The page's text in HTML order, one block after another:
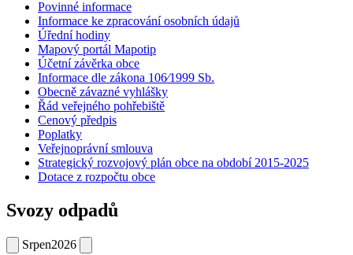
Povinné informace
Informace ke zpracování osobních údajů
Úřední hodiny
Mapový portál Mapotip
Účetní závěrka obce
Informace dle zákona 106⁄1999 Sb.
Obecně závazné vyhlášky
Řád veřejného pohřebiště
Cenový předpis
Poplatky
Veřejnoprávní smlouva
Strategický rozvojový plán obce na období 2015-2025
Dotace z rozpočtu obce
Svozy odpadů
Srpen2026